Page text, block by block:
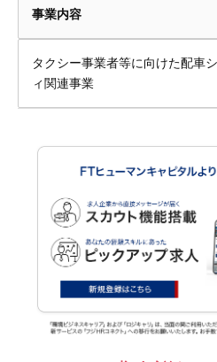
事業内容
タクシー事業者等に向けた配車
ィ関連事業